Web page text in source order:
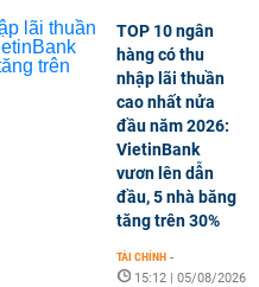
TOP 10 ngân
hàng có thu
nhập lãi thuần
cao nhất nửa
đầu năm 2026:
VietinBank
vươn lên dẫn
đầu, 5 nhà băng
tăng trên 30%
TÀI CHÍNH -
15:12 | 05/08/2026